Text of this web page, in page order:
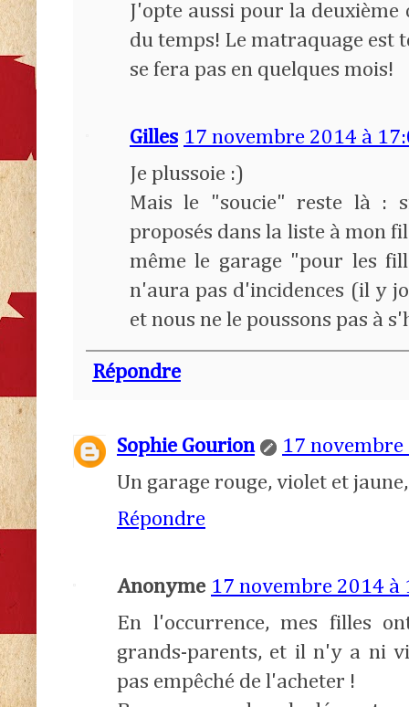
J'opte aussi pour la
du temps! Le matraquage est
se fera pas en quelques mois!
Gilles 17 novembre 2014 à
Je plussoie :)
Mais le "soucie" reste là :
proposés dans la liste à mon
même le garage "pour les
n'aura pas d'incidences (il y
et nous ne le poussons pas à
Répondre
Sophie Gourion
17
Un garage rouge, violet et
Répondre
Anonyme 17 novembre 2014 à
En l'occurrence, mes filles
grands-parents, et il n'y a ni
pas empêché de l'acheter !